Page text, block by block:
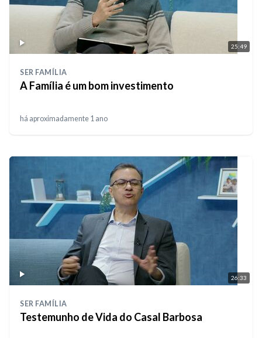
25:49
SER FAMÍLIA
A Família é um bom investimento
há aproximadamente 1 ano
26:33
SER FAMÍLIA
Testemunho de Vida do Casal Barbosa